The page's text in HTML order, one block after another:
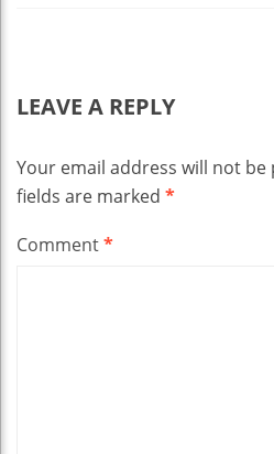
LEAVE A REPLY
Your email address will not be
fields are marked *
Comment*